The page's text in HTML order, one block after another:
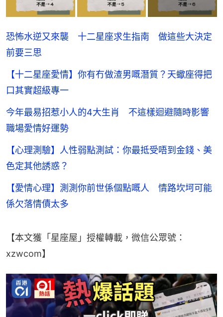
恐怖水逆又來襲 十二星座求生指南 做這些大決定
前要三思
【十二星座愛情】你有冇做渣男嘅潛質？天蠍座得把
口其實超級專一
今年最易招惹小人的4大生肖 不這樣迴避隨時影響
職場愛情好運勢
【心理測驗】人性弱點測試：你最抵受唔到金錢、美
色定其他誘惑？
【愛情心理】測測你前世係個點嘅人 情路坎坷可能
係欠落情債太多
【本文獲「星座屋」授權轉載，微信公眾號：
xzwcom】